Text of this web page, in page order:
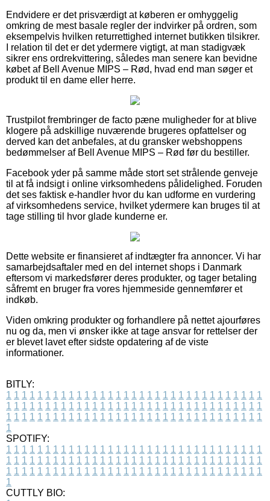
Endvidere er det prisværdigt at køberen er omhyggelig
omkring de mest basale regler der indvirker på ordren, som
eksempelvis hvilken returrettighed internet butikken tilsikrer.
I relation til det er det ydermere vigtigt, at man stadigvæk
sikrer ens ordrekvittering, således man senere kan bevidne
købet af Bell Avenue MIPS – Rød, hvad end man søger et
produkt til en dame eller herre.
Trustpilot frembringer de facto pæne muligheder for at blive
klogere på adskillige nuværende brugeres opfattelser og
derved kan det anbefales, at du gransker webshoppens
bedømmelser af Bell Avenue MIPS – Rød før du bestiller.
Facebook yder på samme måde stort set strålende genveje
til at få indsigt i online virksomhedens pålidelighed. Foruden
det ses faktisk e-handler hvor du kan udforme en vurdering
af virksomhedens service, hvilket ydermere kan bruges til at
tage stilling til hvor glade kunderne er.
Dette website er finansieret af indtægter fra annoncer. Vi har
samarbejdsaftaler med en del internet shops i Danmark
eftersom vi markedsfører deres produkter, og tager betaling
såfremt en bruger fra vores hjemmeside gennemfører et
indkøb.
Viden omkring produkter og forhandlere på nettet ajourføres
nu og da, men vi ønsker ikke at tage ansvar for rettelser der
er blevet lavet efter sidste opdatering af de viste
informationer.
BITLY:
1 1 1 1 1 1 1 1 1 1 1 1 1 1 1 1 1 1 1 1 1 1 1 1 1 1 1 1 1 1 1 1 1
1 1 1 1 1 1 1 1 1 1 1 1 1 1 1 1 1 1 1 1 1 1 1 1 1 1 1 1 1 1 1 1 1
1 1 1 1 1 1 1 1 1 1 1 1 1 1 1 1 1 1 1 1 1 1 1 1 1 1 1 1 1 1 1 1 1
1
SPOTIFY:
1 1 1 1 1 1 1 1 1 1 1 1 1 1 1 1 1 1 1 1 1 1 1 1 1 1 1 1 1 1 1 1 1
1 1 1 1 1 1 1 1 1 1 1 1 1 1 1 1 1 1 1 1 1 1 1 1 1 1 1 1 1 1 1 1 1
1 1 1 1 1 1 1 1 1 1 1 1 1 1 1 1 1 1 1 1 1 1 1 1 1 1 1 1 1 1 1 1 1
1
CUTTLY BIO: